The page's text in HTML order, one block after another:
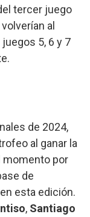
tercer juego
al
5, 6 y 7
de 2024,
al ganar la
momento por
de
esta edición.
, Santiago